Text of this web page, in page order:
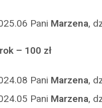
Pani Marzena,
– 100 zł
Pani Marzena,
Pani Marzena,